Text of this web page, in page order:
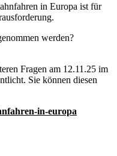
in Europa ist für
werden?
Fragen am 12.11.25 im
Sie können diesen
in-europa